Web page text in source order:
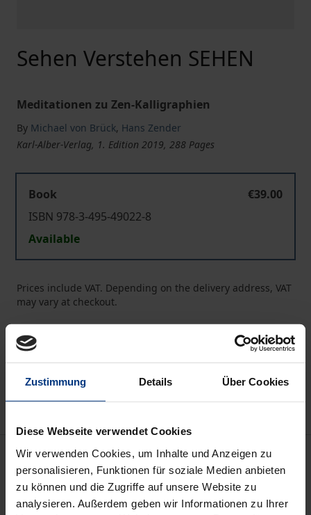
Zustimmung Details Über Cookies
Diese Webseite verwendet Cookies
Wir verwenden Cookies, um Inhalte und Anzeigen zu
personalisieren, Funktionen für soziale Medien anbieten
zu können und die Zugriffe auf unsere Website zu
analysieren. Außerdem geben wir Informationen zu Ihrer
Sehen Verstehen SEHEN
Meditationen zu Zen-Kalligraphien
By Michael von Brück, Hans Zender
Karl-Alber-Verlag, 1. Edition 2019, 288 Pages
Book
€39.00
ISBN 978-3-495-49022-8
Available
Prices include VAT. Depending on the delivery address, VAT
may vary at checkout.
Add to Wish List
Delivery cost notice
Description
In einem Raum mit 15 Kalligraphien berühmter Zen-